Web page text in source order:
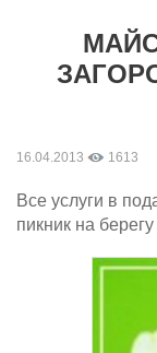
16.04.2013 1613
Все услуги в
пикник на